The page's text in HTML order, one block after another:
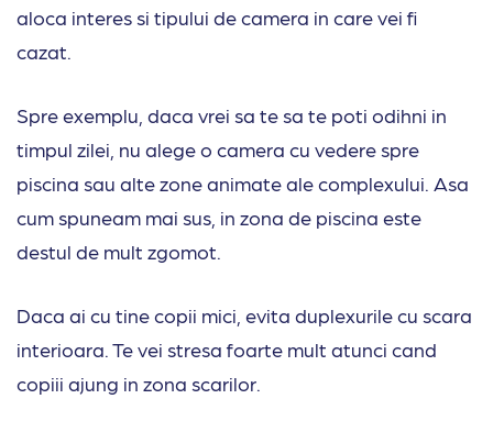
aloca interes si tipului de camera in care vei fi
cazat.
Spre exemplu, daca vrei sa te sa te poti odihni in
timpul zilei, nu alege o camera cu vedere spre
piscina sau alte zone animate ale complexului. Asa
cum spuneam mai sus, in zona de piscina este
destul de mult zgomot.
Daca ai cu tine copii mici, evita duplexurile cu scara
interioara. Te vei stresa foarte mult atunci cand
copiii ajung in zona scarilor.